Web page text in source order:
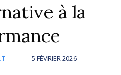
à la
5 FÉVRIER 2026